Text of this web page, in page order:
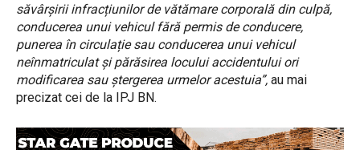
săvârșirii infracțiunilor de vătămare corporală din culpă,
conducerea unui vehicul fără permis de conducere,
punerea în circulație sau conducerea unui vehicul
neînmatriculat și părăsirea locului accidentului ori
modificarea sau ștergerea urmelor acestuia”, au mai
precizat cei de la IPJ BN.